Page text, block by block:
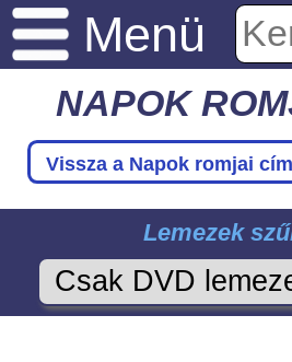
Menü
NAPOK
Vissza a Napok romjai
Lemezek